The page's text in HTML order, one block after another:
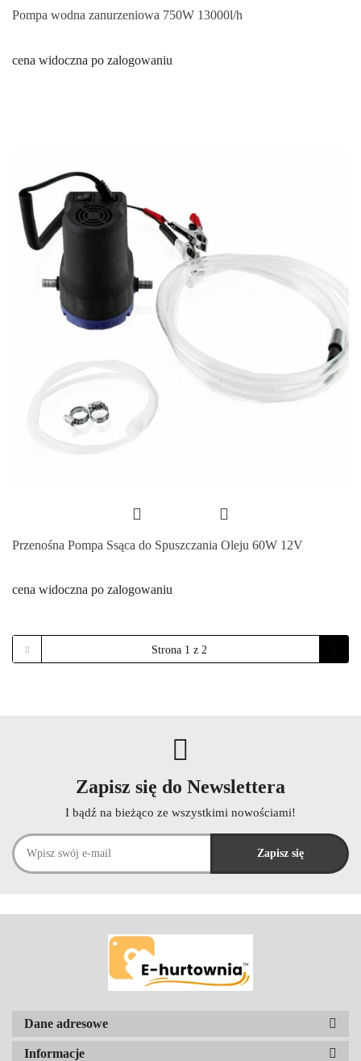
Pompa wodna zanurzeniowa 750W 13000l/h
cena widoczna po zalogowaniu
Przenośna Pompa Ssąca do Spuszczania Oleju 60W 12V
cena widoczna po zalogowaniu
Zapisz się do Newslettera
I bądź na bieżąco ze wszystkimi nowościami!
Dane adresowe
Informacje